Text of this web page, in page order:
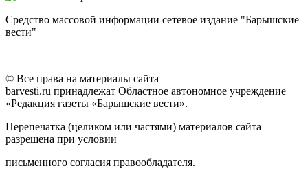
Средство массовой информации сетевое издание "Барышские
вести"
© Все права на материалы сайта
barvesti.ru принадлежат Областное автономное учреждение
«Редакция газеты «Барышские вести».
Перепечатка (целиком или частями) материалов сайта
разрешена при условии
письменного согласия правообладателя.